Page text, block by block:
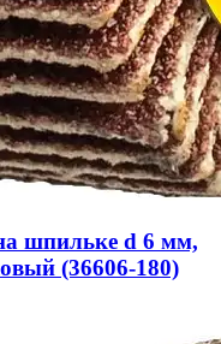
шпильке d 6 мм,
(36606-180)